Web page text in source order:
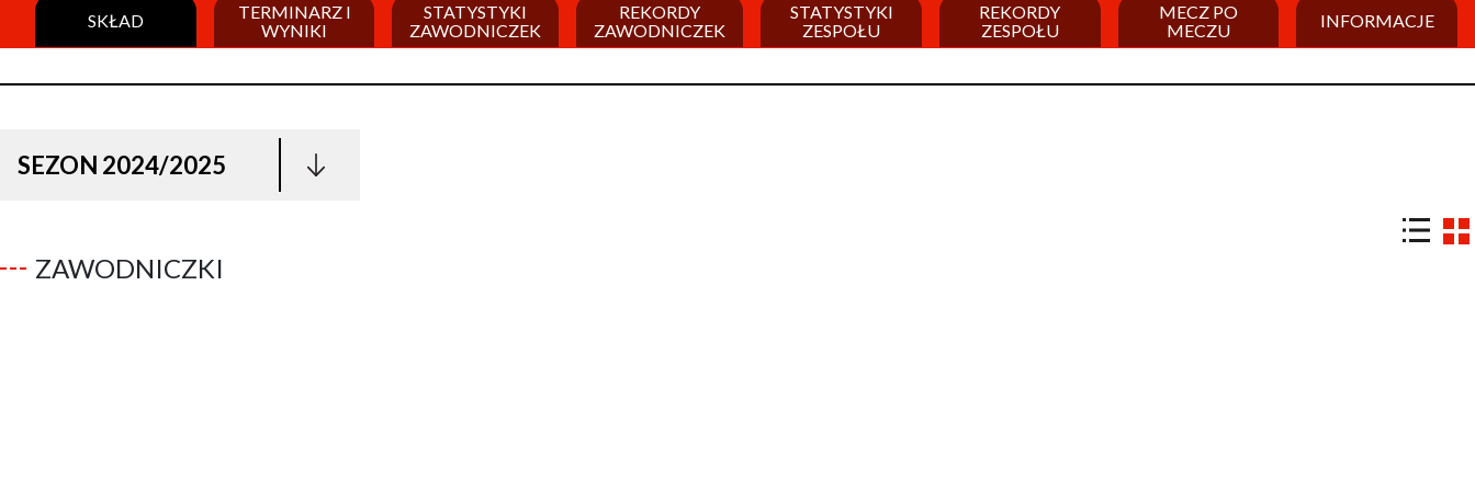
SKŁAD
TERMINARZ I
WYNIKI
STATYSTYKI
ZAWODNICZEK
REKORDY
ZAWODNICZEK
STATYSTYKI
ZESPOŁU
REKORDY
ZESPOŁU
MECZ PO
MECZU
INFORMACJE
SEZON 2024/2025
ZAWODNICZKI